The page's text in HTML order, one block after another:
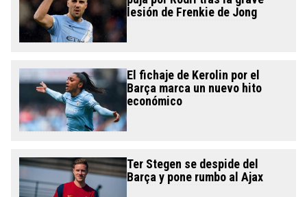
lesión de Frenkie de Jong
El fichaje de Kerolin por el
Barça marca un nuevo hito
económico
Ter Stegen se despide del
Barça y pone rumbo al Ajax